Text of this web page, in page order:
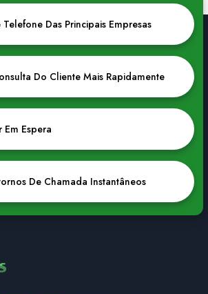
Das Principais Empresas
Do Cliente Mais Rapidamente
Em Espera
De Chamada Instantâneos